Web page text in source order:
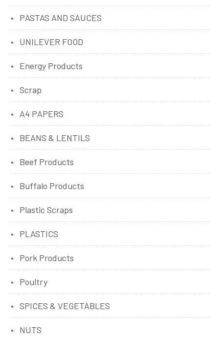
PASTAS AND SAUCES
UNILEVER FOOD
Energy Products
Scrap
A4 PAPERS
BEANS & LENTILS
Beef Products
Buffalo Products
Plastic Scraps
PLASTICS
Pork Products
Poultry
SPICES & VEGETABLES
NUTS